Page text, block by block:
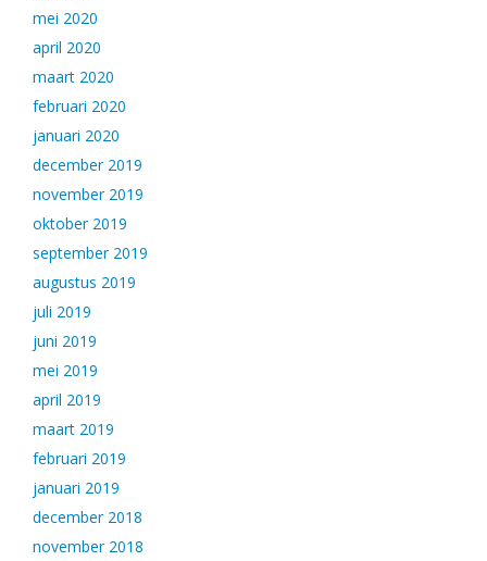
mei 2020
april 2020
maart 2020
februari 2020
januari 2020
december 2019
november 2019
oktober 2019
september 2019
augustus 2019
juli 2019
juni 2019
mei 2019
april 2019
maart 2019
februari 2019
januari 2019
december 2018
november 2018